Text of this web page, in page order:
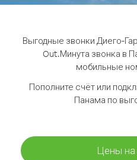
Выгодные звонки Диего-
Out.Минута звонка в
мобильные
Пополните счёт или
Панама по
Цены на